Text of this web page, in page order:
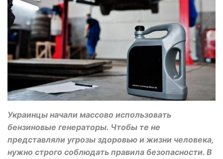
Украинцы начали массово использовать
бензиновые генераторы. Чтобы те не
представляли угрозы здоровью и жизни человека,
нужно строго соблюдать правила безопасности. В